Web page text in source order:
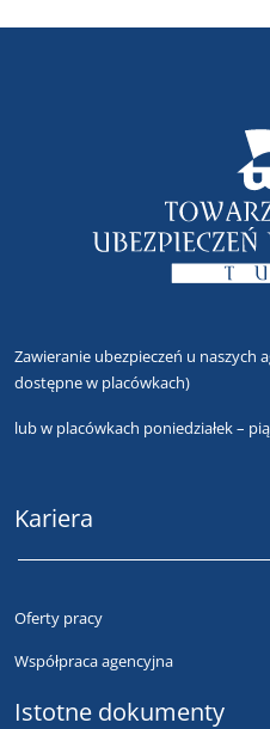
Zawieranie ubezpieczeń u naszych
dostępne w placówkach)
lubw placówkach poniedziałek –
Kariera
Oferty pracy
Współpraca agencyjna
Istotne dokumenty